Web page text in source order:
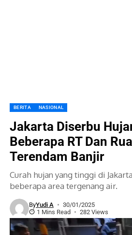
BERITA NASIONAL
Jakarta Diserbu
Beberapa RT Dan
Terendam Banjir
Curah hujan yang tinggi di
beberapa area tergenang air.
ByYudi A
30/01/2025
1 Mins Read
282 Views